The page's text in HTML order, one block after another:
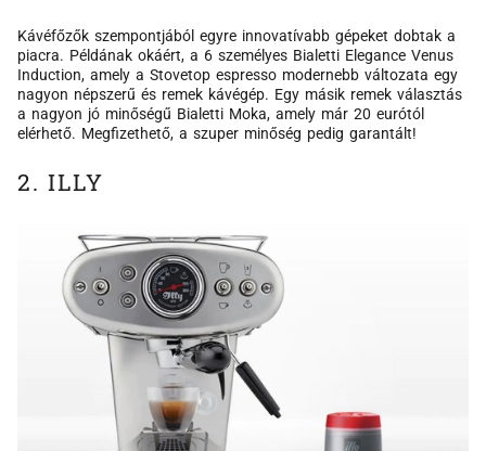
Kávéfőzők szempontjából egyre innovatívabb gépeket dobtak a
piacra. Példának okáért, a 6 személyes Bialetti Elegance Venus
Induction, amely a Stovetop espresso modernebb változata egy
nagyon népszerű és remek kávégép. Egy másik remek választás
a nagyon jó minőségű Bialetti Moka, amely már 20 eurótól
elérhető. Megfizethető, a szuper minőség pedig garantált!
2. ILLY